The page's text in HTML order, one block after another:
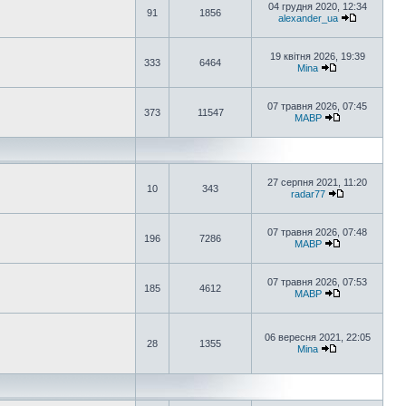
91 1856
04 грудня 2020, 12:34
alexander_ua
333 6464
19 квітня 2026, 19:39
Mina
373 11547
07 травня 2026, 07:45
MABP
10 343
27 серпня 2021, 11:20
radar77
196 7286
07 травня 2026, 07:48
MABP
185 4612
07 травня 2026, 07:53
MABP
28 1355
06 вересня 2021, 22:05
Mina